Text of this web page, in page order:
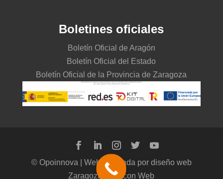
Boletines oficiales
Boletín Oficial de Aragón
Boletín Oficial del Estado
Boletín Oficial de la Provincia de Zaragoza
© Opoinnova | Web realizada por diseño web
Zaragoza
Café con Web